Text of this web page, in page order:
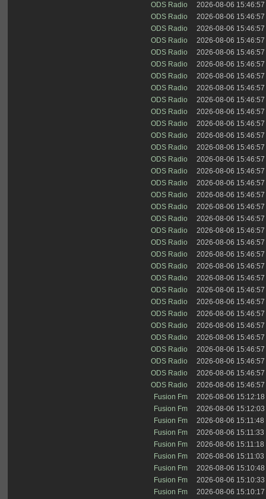
ODS Radio
2026-08-06 15:46:57
ODS Radio
2026-08-06 15:46:57
ODS Radio
2026-08-06 15:46:57
ODS Radio
2026-08-06 15:46:57
ODS Radio
2026-08-06 15:46:57
ODS Radio
2026-08-06 15:46:57
ODS Radio
2026-08-06 15:46:57
ODS Radio
2026-08-06 15:46:57
ODS Radio
2026-08-06 15:46:57
ODS Radio
2026-08-06 15:46:57
ODS Radio
2026-08-06 15:46:57
ODS Radio
2026-08-06 15:46:57
ODS Radio
2026-08-06 15:46:57
ODS Radio
2026-08-06 15:46:57
ODS Radio
2026-08-06 15:46:57
ODS Radio
2026-08-06 15:46:57
ODS Radio
2026-08-06 15:46:57
ODS Radio
2026-08-06 15:46:57
ODS Radio
2026-08-06 15:46:57
ODS Radio
2026-08-06 15:46:57
ODS Radio
2026-08-06 15:46:57
ODS Radio
2026-08-06 15:46:57
ODS Radio
2026-08-06 15:46:57
ODS Radio
2026-08-06 15:46:57
ODS Radio
2026-08-06 15:46:57
ODS Radio
2026-08-06 15:46:57
ODS Radio
2026-08-06 15:46:57
ODS Radio
2026-08-06 15:46:57
ODS Radio
2026-08-06 15:46:57
ODS Radio
2026-08-06 15:46:57
ODS Radio
2026-08-06 15:46:57
ODS Radio
2026-08-06 15:46:57
ODS Radio
2026-08-06 15:46:57
Fusion Fm
2026-08-06 15:12:18
Fusion Fm
2026-08-06 15:12:03
Fusion Fm
2026-08-06 15:11:48
Fusion Fm
2026-08-06 15:11:33
Fusion Fm
2026-08-06 15:11:18
Fusion Fm
2026-08-06 15:11:03
Fusion Fm
2026-08-06 15:10:48
Fusion Fm
2026-08-06 15:10:33
Fusion Fm
2026-08-06 15:10:17